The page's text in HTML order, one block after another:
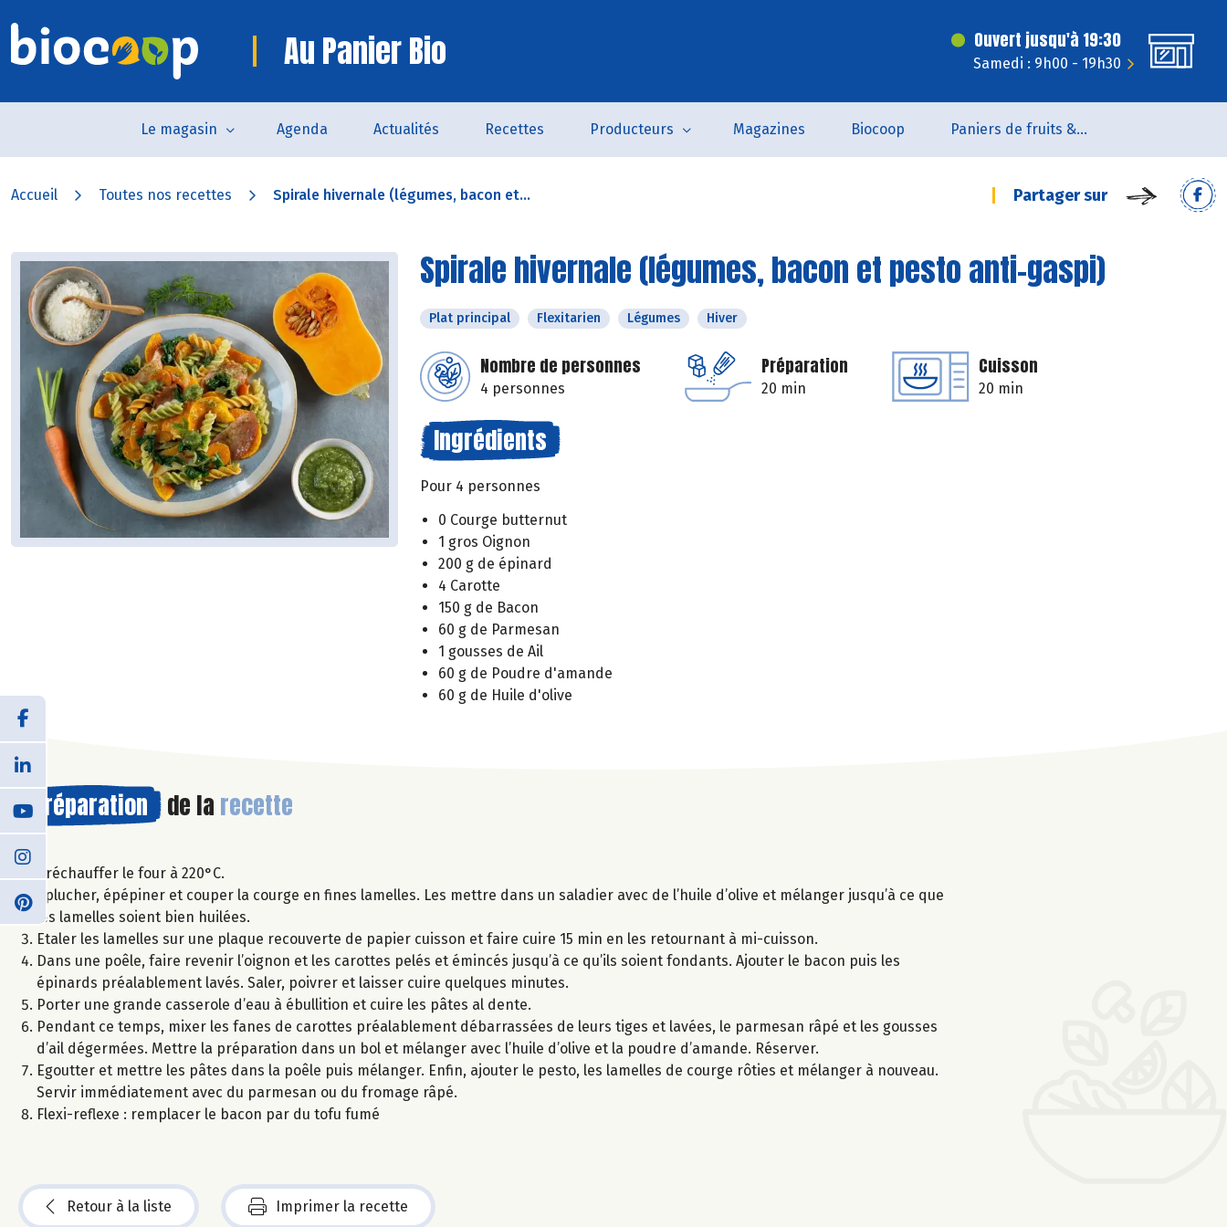
Au Panier Bio Ouvert jusqu'à 19:30
Samedi : 9h00 - 19h30
Le magasin Agenda Actualités Recettes Producteurs Magazines Biocoop Paniers de fruits & légumes
Accueil Toutes nos recettes Spirale hivernale (légumes, bacon et... Partager sur
Spirale hivernale (légumes, bacon et pesto anti-gaspi)
Plat principal Flexitarien Légumes Hiver
Nombre de personnes
4 personnes
Préparation
20 min
Cuisson
20 min
Ingrédients
Pour 4 personnes
0 Courge butternut
1 gros Oignon
200 g de épinard
4 Carotte
150 g de Bacon
60 g de Parmesan
1 gousses de Ail
60 g de Poudre d'amande
60 g de Huile d'olive
Préparation de la recette
Préchauffer le four à 220°C.
Eplucher, épépiner et couper la courge en fines lamelles. Les mettre dans un saladier avec de l’huile d’olive et mélanger jusqu’à ce que
les lamelles soient bien huilées.
Etaler les lamelles sur une plaque recouverte de papier cuisson et faire cuire 15 min en les retournant à mi-cuisson.
Dans une poêle, faire revenir l’oignon et les carottes pelés et émincés jusqu’à ce qu’ils soient fondants. Ajouter le bacon puis les
épinards préalablement lavés. Saler, poivrer et laisser cuire quelques minutes.
Porter une grande casserole d’eau à ébullition et cuire les pâtes al dente.
Pendant ce temps, mixer les fanes de carottes préalablement débarrassées de leurs tiges et lavées, le parmesan râpé et les gousses
d’ail dégermées. Mettre la préparation dans un bol et mélanger avec l’huile d’olive et la poudre d’amande. Réserver.
Egoutter et mettre les pâtes dans la poêle puis mélanger. Enfin, ajouter le pesto, les lamelles de courge rôties et mélanger à nouveau.
Servir immédiatement avec du parmesan ou du fromage râpé.
Flexi-reflexe : remplacer le bacon par du tofu fumé
Retour à la liste Imprimer la recette